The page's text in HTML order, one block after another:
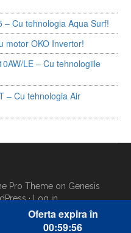
Oferta expira în
00:59:56
– Cu tehnologia Aqua Surf!
motor OKO Invertor!
LE – Cu tehnologiile
– Cu tehnologia Air
Pro Theme on Genesis
·Log in